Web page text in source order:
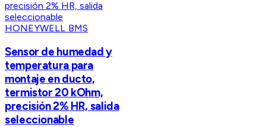
HONEYWELL BMS
Sensor de humedad y
temperatura para
montaje en ducto,
termistor 20 kOhm,
precisión 2% HR, salida
seleccionable